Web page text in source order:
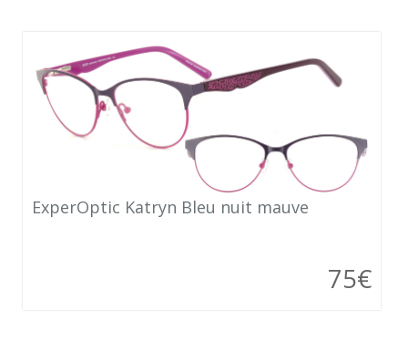
ExperOptic Katryn Bleu nuit mauve
75€